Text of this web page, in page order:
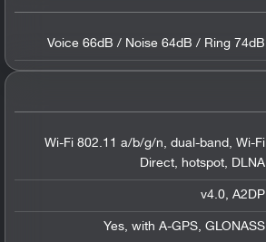
Voice 66dB / Noise 64dB / Ring 74dB
Wi-Fi 802.11 a/b/g/n, dual-band, Wi-Fi
Direct, hotspot, DLNA
v4.0, A2DP
Yes, with A-GPS, GLONASS